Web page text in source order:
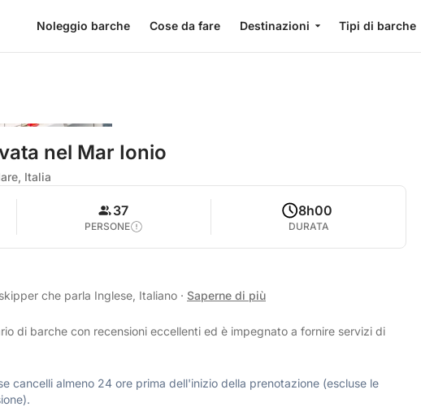
Noleggio barche Cose da fare Destinazioni Tipi di barche
nel Mar Ionio
Italia
37
PERSONE
8h00
DURATA
che parla Inglese, Italiano · Saperne di più
di barche con recensioni eccellenti ed è impegnato a fornire servizi di
cancelli almeno 24 ore prima dell'inizio della prenotazione (escluse le